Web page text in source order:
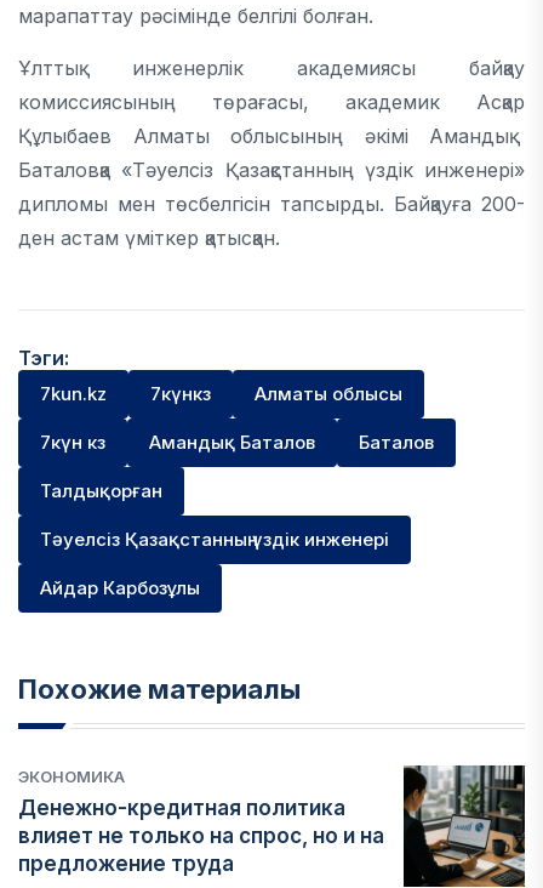
марапаттау рәсімінде белгілі болған.
Ұлттық инженерлік академиясы байқау
комиссиясының төрағасы, академик Асқар
Құлыбаев Алматы облысының әкімі Амандық
Баталовқа «Тәуелсіз Қазақстанның үздік инженері»
дипломы мен төсбелгісін тапсырды. Байқауға 200-
ден астам үміткер қатысқан.
Тэги:
7kun.kz 7күнкз Алматы облысы
7күн кз Амандық Баталов Баталов
Талдықорған
Тәуелсіз Қазақстанның үздік инженері
Айдар Карбозұлы
Похожие материалы
ЭКОНОМИКА
Денежно-кредитная политика
влияет не только на спрос, но и на
предложение труда